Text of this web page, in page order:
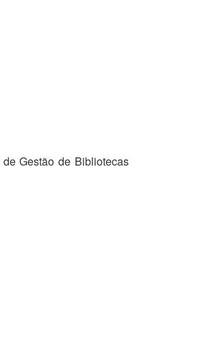
Gestão de Bibliotecas